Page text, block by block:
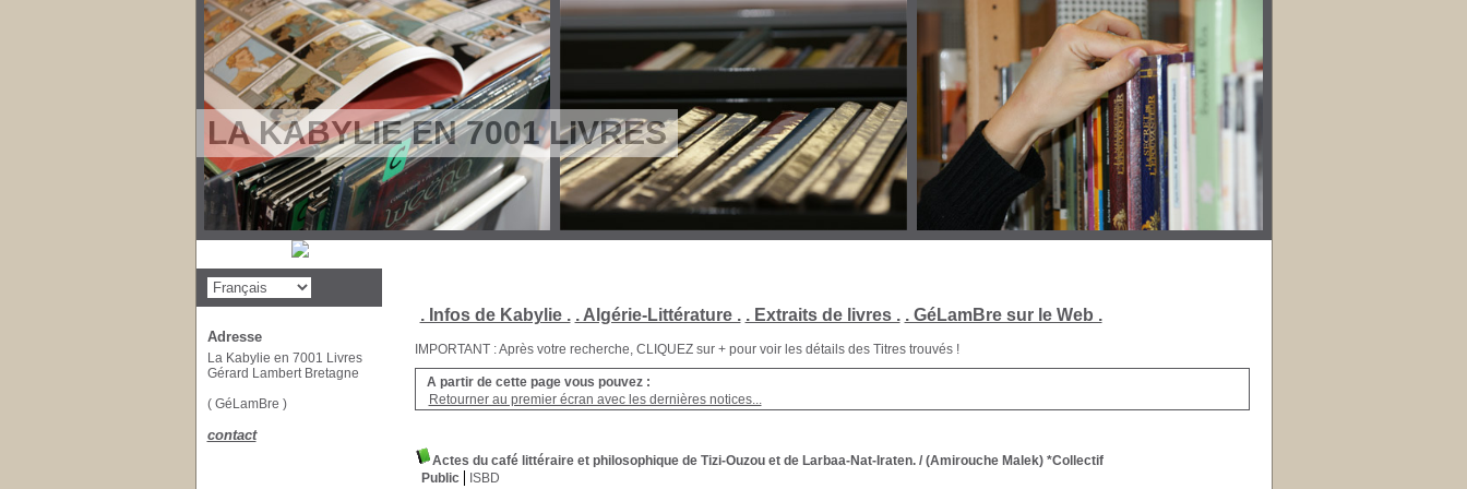
LA KABYLIE EN 7001 LIVRES
. Infos de Kabylie . . Algérie-Littérature . . Extraits de livres . . GéLamBre sur le Web .
IMPORTANT : Après votre recherche, CLIQUEZ sur + pour voir les détails des Titres trouvés !
A partir de cette page vous pouvez :
Retourner au premier écran avec les dernières notices...
Actes du café littéraire et philosophique de Tizi-Ouzou et de Larbaa-Nat-Iraten./ (Amirouche Malek) *Collectif
Public
ISBD
Adresse
La Kabylie en 7001 Livres
Gérard Lambert Bretagne
( GéLamBre )
contact